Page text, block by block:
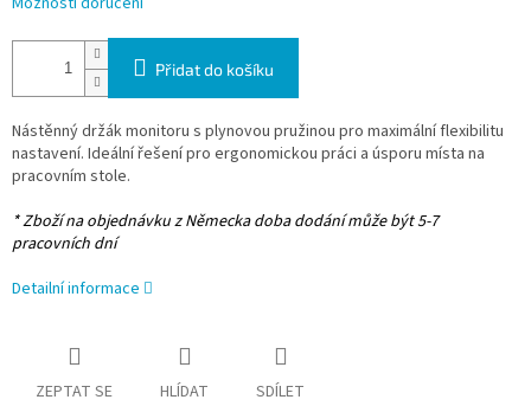
Přidat do košíku
Nástěnný držák monitoru s plynovou pružinou pro maximální flexibilitu
nastavení. Ideální řešení pro ergonomickou práci a úsporu místa na
pracovním stole.
* Zboží na objednávku z Německa doba dodání může být 5-7
pracovních dní
Detailní informace
ZEPTAT SE HLÍDAT SDÍLET